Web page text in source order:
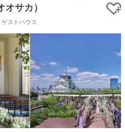
サカ）
ストハウス